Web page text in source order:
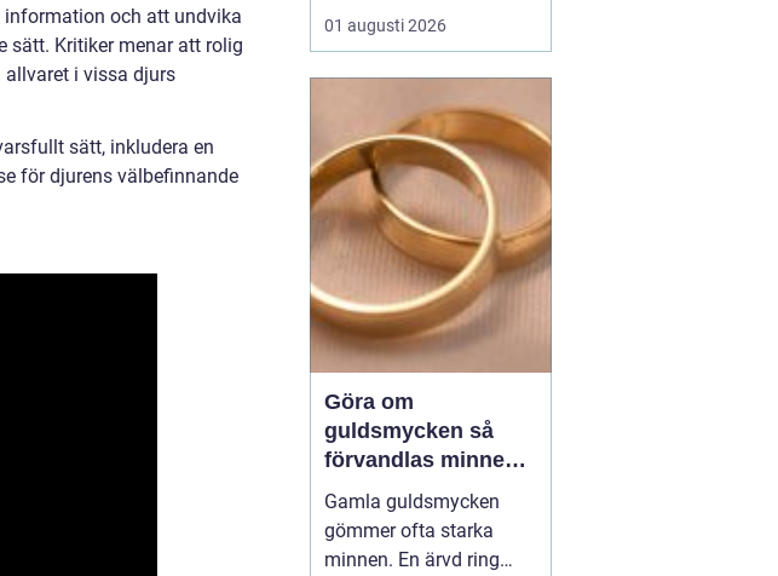
information och att undvika
sätt. Kritiker menar att rolig
i vissa djurs
sätt, inkludera en
för djurens välbefinnande
och flöde. I centrum står
Ventiler
håll och med vilket tryck.
Utan rätt ventiler blir
även den m...
01 augusti 2026
Göra om
guldsmycken så
förvandlas minnen
till nya favoriter
Gamla guldsmycken
gömmer ofta starka
minnen. En ärvd ring